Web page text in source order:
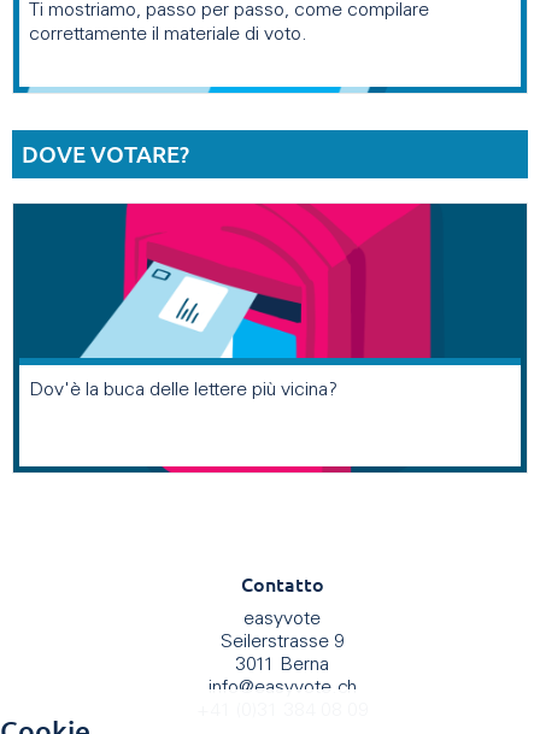
Ti mostriamo, passo per passo, come compilare
correttamente il materiale di voto.
DOVE VOTARE?
Dov'è la buca delle lettere più vicina?
Contatto
easyvote
Seilerstrasse 9
3011 Berna
info@easyvote.ch